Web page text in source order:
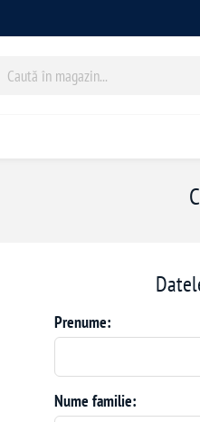
Prenume:
Nume familie: